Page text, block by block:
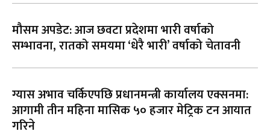
मौसम अपडेट: आज छवटा प्रदेशमा भारी वर्षाको
सम्भावना, रातको समयमा ‘धेरै भारी’ वर्षाको चेतावनी
ग्यास अभाव चर्किएपछि प्रधानमन्त्री कार्यालय एक्सनमा:
आगामी तीन महिना मासिक ५० हजार मेट्रिक टन आयात
गरिने